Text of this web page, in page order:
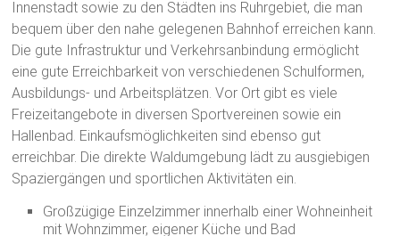
Innenstadt sowie zu den Städten ins Ruhrgebiet, die man
bequem über den nahe gelegenen Bahnhof erreichen kann.
Die gute Infrastruktur und Verkehrsanbindung ermöglicht
eine gute Erreichbarkeit von verschiedenen Schulformen,
Ausbildungs- und Arbeitsplätzen. Vor Ort gibt es viele
Freizeitangebote in diversen Sportvereinen sowie ein
Hallenbad. Einkaufsmöglichkeiten sind ebenso gut
erreichbar. Die direkte Waldumgebung lädt zu ausgiebigen
Spaziergängen und sportlichen Aktivitäten ein.
Großzügige Einzelzimmer innerhalb einer Wohneinheit
mit Wohnzimmer, eigener Küche und Bad